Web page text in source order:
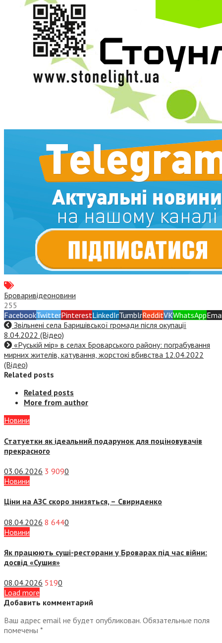
Броваривідеоновини
255
FacebookTwitterPinterestLinkedInTumblrRedditVKWhatsApp
Звільнені села Баришівської громади після окупації
8.04.2022 (Відео)
«Руській мір» в селах Броварського району: пограбування
мирних жителів, катування, жорстокі вбивства 12.04.2022
(Відео)
Related posts
Related posts
More from author
Новини
Статуетки як ідеальний подарунок для поціновувачів
прекрасного
03.06.2026 3 9090
Новини
Ціни на АЗС скоро знизяться, – Свириденко
08.04.2026 8 6440
Новини
Як працюють суші-ресторани у Броварах під час війни:
досвід «Сушия»
08.04.2026 5190
Load more
Добавить комментарий
Ваш адрес email не будет опубликован. Обязательные поля
помечены *